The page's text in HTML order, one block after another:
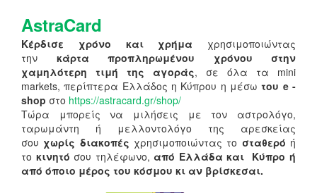
AstraCard
Κέρδισε χρόνο και χρήμα χρησιμοποιώντας
την κάρτα προπληρωμένου χρόνου στην
χαμηλότερη τιμή της αγοράς, σε όλα τα mini
markets, περίπτερα Ελλάδος η Κύπρου η μέσωτου e -
shop στο https://astracard.gr/shop/
Τώρα μπορείς να μιλήσεις με τον αστρολόγο,
ταρωμάντη ή μελλοντολόγο της αρεσκείας
σου χωρίς διακοπές χρησιμοποιώντας το σταθερό ή
το κινητό σου τηλέφωνο,από Ελλάδα και Κύπρο ή
από όποιο μέρος του κόσμου κι αν βρίσκεσαι.